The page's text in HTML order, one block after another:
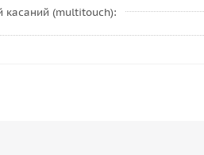
касаний (multitouch)